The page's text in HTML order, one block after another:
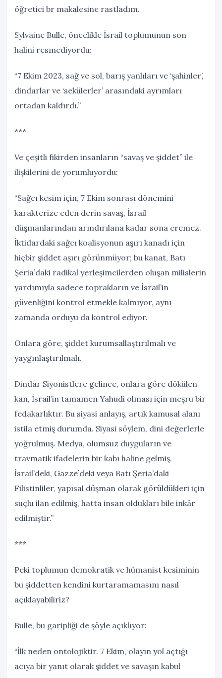
öğretici br makalesine rastladım.
Sylvaine Bulle, öncelikle İsrail toplumunun son
halini resmediyordu:
“7 Ekim 2023, sağ ve sol, barış yanlıları ve ‘şahinler’,
dindarlar ve ‘sekülerler’ arasındaki ayrımları
ortadan kaldırdı.”
***
Ve çeşitli fikirden insanların “savaş ve şiddet” ile
ilişkilerini de yorumluyordu:
“Sağcı kesim için, 7 Ekim sonrası dönemini
karakterize eden derin savaş, İsrail
düşmanlarından arındırılana kadar sona eremez.
İktidardaki sağcı koalisyonun aşırı kanadı için
hiçbir şiddet aşırı görünmüyor; bu kanat, Batı
Şeria’daki radikal yerleşimcilerden oluşan milislerin
yardımıyla sadece toprakların ve İsrail’in
güvenliğini kontrol etmekle kalmıyor, aynı
zamanda orduyu da kontrol ediyor.
Onlara göre, şiddet kurumsallaştırılmalı ve
yaygınlaştırılmalı.
Dindar Siyonistlere gelince, onlara göre dökülen
kan, İsrail’in tamamen Yahudi olması için meşru bir
fedakarlıktır. Bu siyasi anlayış, artık kamusal alanı
istila etmiş durumda. Siyasi söylem, dini değerlerle
yoğrulmuş. Medya, olumsuz duyguların ve
travmatik ifadelerin bir kabı haline gelmiş.
İsrail’deki, Gazze’deki veya Batı Şeria’daki
Filistinliler, yapısal düşman olarak görüldükleri için
suçlu ilan edilmiş, hatta insan oldukları bile inkâr
edilmiştir.”
***
Peki toplumun demokratik ve hümanist kesiminin
bu şiddetten kendini kurtaramamasını nasıl
açıklayabiliriz?
Bulle, bu garipliği de şöyle açıklıyor:
“İlk neden ontolojiktir. 7 Ekim, olayın yol açtığı
acıya bir yanıt olarak şiddet ve savaşın kabul